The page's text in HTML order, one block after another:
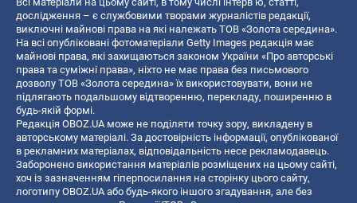
дослідження – є службовими творами журналістів редакції,
виключні майнові права на які належать ТОВ «Золота середина».
На всі опубліковані фотоматеріали Getty Images редакція має
майнові права, які захищаються законом України «Про авторські
права та суміжні права», ніхто не має права без письмового
дозволу ТОВ «Золота середина» їх використовувати, вони не
підлягають подальшому відтворенню, перекладу, поширенню в
будь-якій формі.
Редакція OBOZ.UA може не поділяти точку зору, викладену в
авторському матеріалі. За достовірність інформації, опублікованої
в рекламних матеріалах, відповідальність несе рекламодавець.
Заборонено використання матеріалів розміщених на цьому сайті,
хоч із зазначенням гіперпосилання на сторінку цього сайту,
логотипу OBOZ.UA або будь-якого іншого згадування, але без